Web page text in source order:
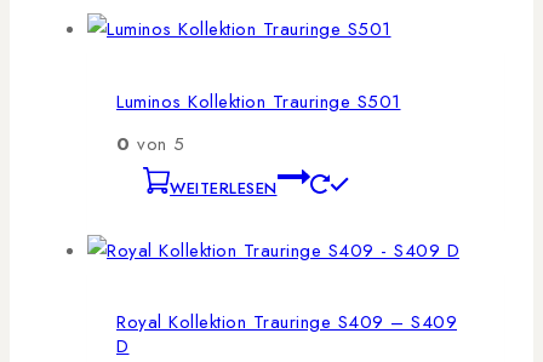
Luminos Kollektion Trauringe S501
0 von 5
WEITERLESEN
Royal Kollektion Trauringe S409 – S409
D